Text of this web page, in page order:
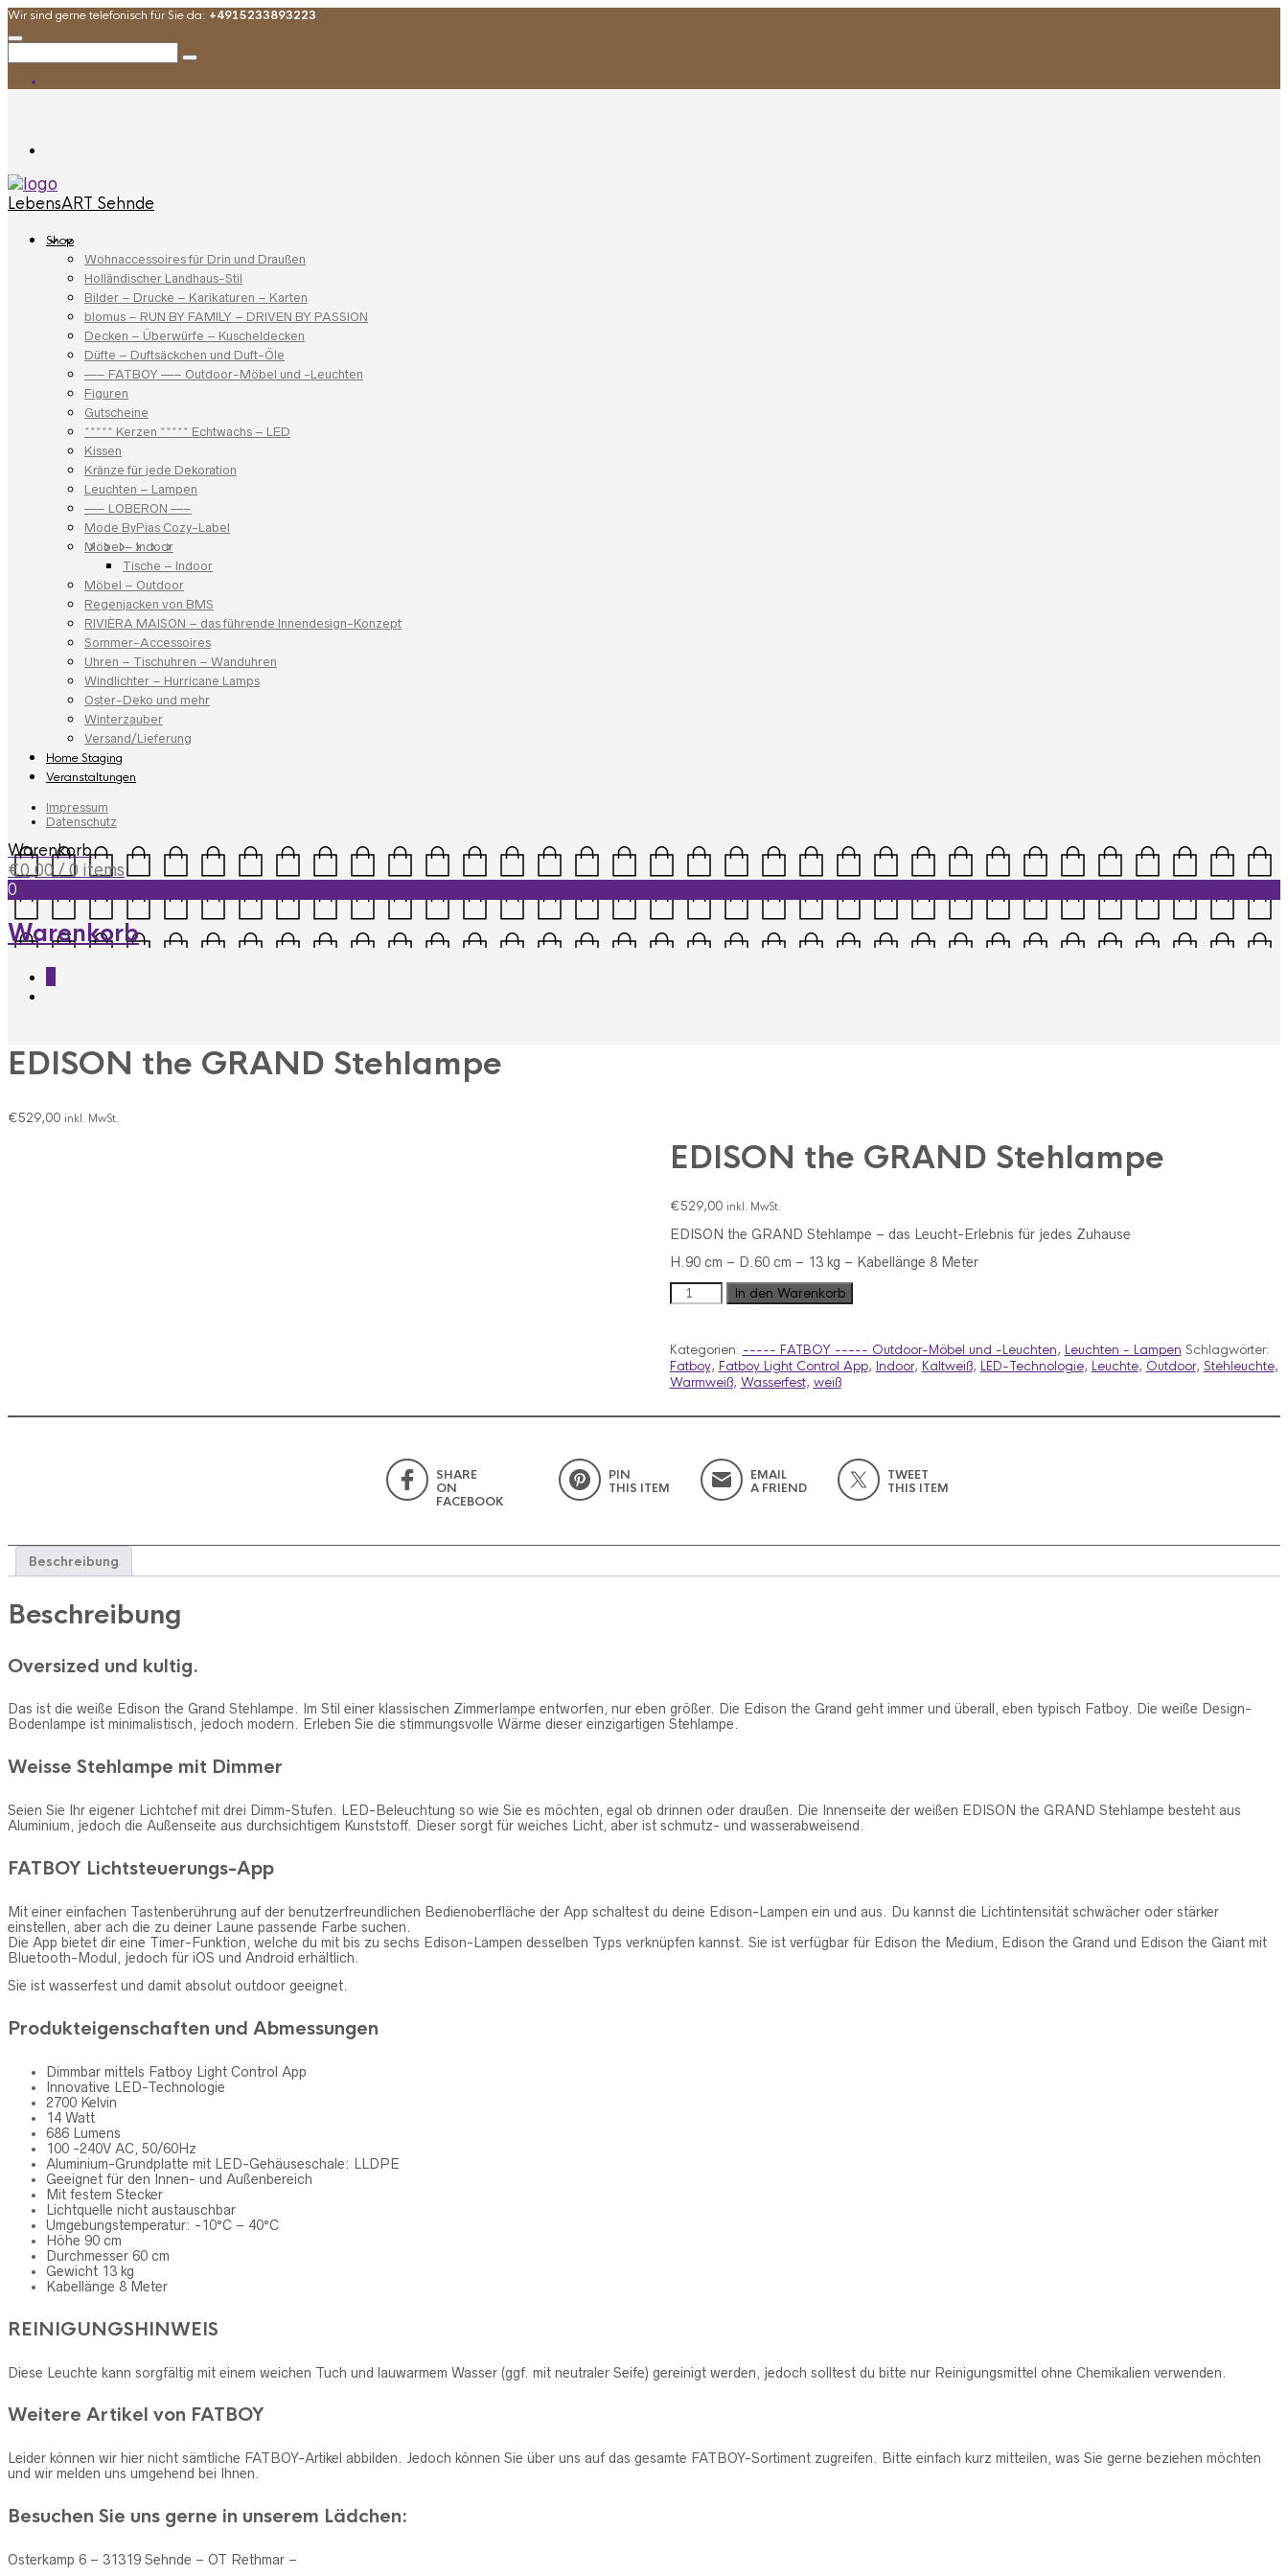
Wir sind gerne telefonisch für Sie da: +4915233893223
LebensART Sehnde
Shop
Wohnaccessoires für Drin und Draußen
Holländischer Landhaus-Stil
Bilder – Drucke – Karikaturen – Karten
blomus – RUN BY FAMILY – DRIVEN BY PASSION
Decken – Überwürfe – Kuscheldecken
Düfte – Duftsäckchen und Duft-Öle
—– FATBOY —– Outdoor-Möbel und -Leuchten
Figuren
Gutscheine
***** Kerzen ***** Echtwachs – LED
Kissen
Kränze für jede Dekoration
Leuchten – Lampen
—– LOBERON —–
Mode ByPias Cozy-Label
Möbel – Indoor
Tische – Indoor
Möbel – Outdoor
Regenjacken von BMS
RIVIÈRA MAISON – das führende Innendesign-Konzept
Sommer-Accessoires
Uhren – Tischuhren – Wanduhren
Windlichter – Hurricane Lamps
Oster-Deko und mehr
Winterzauber
Versand/Lieferung
Home Staging
Veranstaltungen
Impressum
Datenschutz
Warenkorb
€0,00 / 0 items
0
Warenkorb
EDISON the GRAND Stehlampe
€529,00 inkl. MwSt.
EDISON the GRAND Stehlampe
€529,00 inkl. MwSt.
EDISON the GRAND Stehlampe – das Leucht-Erlebnis für jedes Zuhause
H.90 cm – D.60 cm – 13 kg – Kabellänge 8 Meter
EDISON
the
Menge
In den Warenkorb
Kategorien: ----- FATBOY ----- Outdoor-Möbel und -Leuchten, Leuchten - Lampen Schlagwörter:
Fatboy, Fatboy Light Control App, Indoor, Kaltweiß, LED-Technologie, Leuchte, Outdoor, Stehleuchte,
Warmweiß, Wasserfest, weiß
SHARE
ON
FACEBOOK
PIN
THIS ITEM
EMAIL
A FRIEND
TWEET
THIS ITEM
Beschreibung
Beschreibung
Oversized und kultig.
Das ist die weiße Edison the Grand Stehlampe. Im Stil einer klassischen Zimmerlampe entworfen, nur eben größer. Die Edison the Grand geht immer und überall, eben typisch Fatboy. Die weiße Design-
Bodenlampe ist minimalistisch, jedoch modern. Erleben Sie die stimmungsvolle Wärme dieser einzigartigen Stehlampe.
Weisse Stehlampe mit Dimmer
Seien Sie Ihr eigener Lichtchef mit drei Dimm-Stufen. LED-Beleuchtung so wie Sie es möchten, egal ob drinnen oder draußen. Die Innenseite der weißen EDISON the GRAND Stehlampe besteht aus
Aluminium, jedoch die Außenseite aus durchsichtigem Kunststoff. Dieser sorgt für weiches Licht, aber ist schmutz- und wasserabweisend.
FATBOY Lichtsteuerungs-App
Mit einer einfachen Tastenberührung auf der benutzerfreundlichen Bedienoberfläche der App schaltest du deine Edison-Lampen ein und aus. Du kannst die Lichtintensität schwächer oder stärker
einstellen, aber ach die zu deiner Laune passende Farbe suchen.
Die App bietet dir eine Timer-Funktion, welche du mit bis zu sechs Edison-Lampen desselben Typs verknüpfen kannst. Sie ist verfügbar für Edison the Medium, Edison the Grand und Edison the Giant mit
Bluetooth-Modul, jedoch für iOS und Android erhältlich.
Sie ist wasserfest und damit absolut outdoor geeignet.
Produkteigenschaften und Abmessungen
Dimmbar mittels Fatboy Light Control App
Innovative LED-Technologie
2700 Kelvin
14 Watt
686 Lumens
100 -240V AC, 50/60Hz
Aluminium-Grundplatte mit LED-Gehäuseschale: LLDPE
Geeignet für den Innen- und Außenbereich
Mit festem Stecker
Lichtquelle nicht austauschbar
Umgebungstemperatur: -10°C – 40°C
Höhe 90 cm
Durchmesser 60 cm
Gewicht 13 kg
Kabellänge 8 Meter
REINIGUNGSHINWEIS
Diese Leuchte kann sorgfältig mit ​einem​ ​weichen​ Tuch und lauwarmem Wasser (ggf. mit neutraler Seife) gereinigt werden, jedoch solltest du bitte nur Reinigungsmittel ohne Chemikalien verwenden.
Weitere Artikel von FATBOY
Leider können wir hier nicht sämtliche FATBOY-Artikel abbilden. Jedoch können Sie über uns auf das gesamte FATBOY-Sortiment zugreifen. Bitte einfach kurz mitteilen, was Sie gerne beziehen möchten
und wir melden uns umgehend bei Ihnen.
Besuchen Sie uns gerne in unserem Lädchen:
Osterkamp 6 – 31319 Sehnde – OT Rethmar –